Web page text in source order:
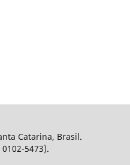
Catarina, Brasil.
5473).